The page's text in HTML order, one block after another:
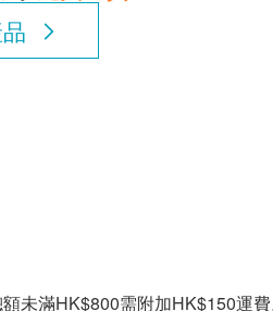
未滿HK$800需附加HK$150運